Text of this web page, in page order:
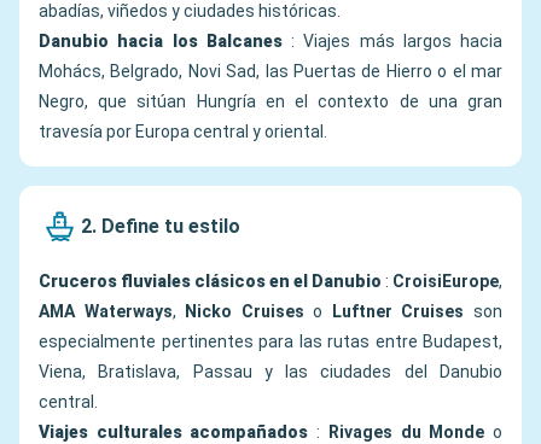
abadías, viñedos y ciudades históricas.
Danubio hacia los Balcanes: Viajes más largos hacia
Mohács, Belgrado, Novi Sad, las Puertas de Hierro o el mar
Negro, que sitúan Hungría en el contexto de una gran
travesía por Europa central y oriental.
2. Define tu estilo
Cruceros fluviales clásicos en el Danubio : CroisiEurope,
AMA Waterways, Nicko Cruises o Luftner Cruises son
especialmente pertinentes para las rutas entre Budapest,
Viena, Bratislava, Passau y las ciudades del Danubio
central.
Viajes culturales acompañados : Rivages du Monde o